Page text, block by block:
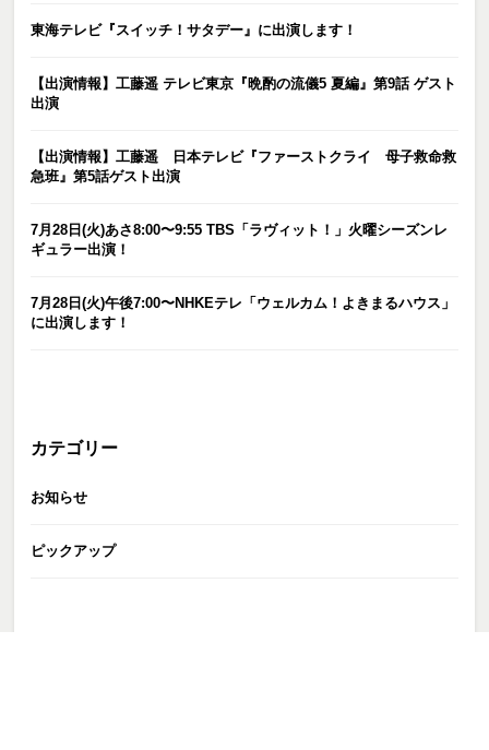
東海テレビ『スイッチ！サタデー』に出演します！
【出演情報】工藤遥 テレビ東京『晩酌の流儀5 夏編』第9話 ゲスト
出演
【出演情報】工藤遥 日本テレビ『ファーストクライ 母子救命救
急班』第5話ゲスト出演
7月28日(火)あさ8:00〜9:55 TBS「ラヴィット！」火曜シーズンレ
ギュラー出演！
7月28日(火)午後7:00〜NHKEテレ「ウェルカム！よきまるハウス」
に出演します！
カテゴリー
お知らせ
ピックアップ